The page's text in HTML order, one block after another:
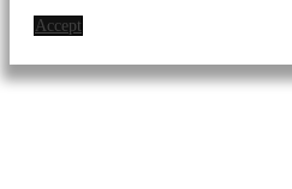
Accept